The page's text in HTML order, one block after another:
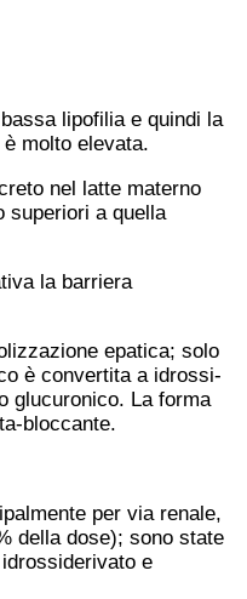
lipofilia e quindi la
molto elevata.
nel latte materno
superiori a quella
la barriera
epatica; solo
è convertita a idrossi-
glucuronico. La forma
bloccante.
per via renale,
della dose); sono state
e